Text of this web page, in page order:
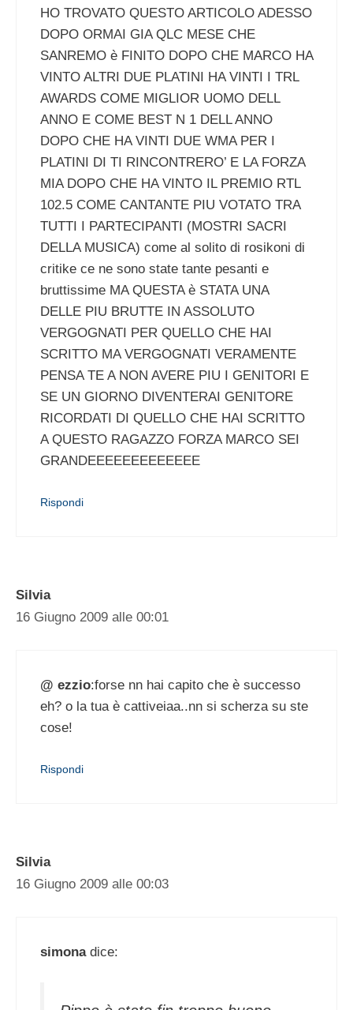
HO TROVATO QUESTO ARTICOLO ADESSO
DOPO ORMAI GIA QLC MESE CHE
SANREMO è FINITO DOPO CHE MARCO HA
VINTO ALTRI DUE PLATINI HA VINTI I TRL
AWARDS COME MIGLIOR UOMO DELL
ANNO E COME BEST N 1 DELL ANNO
DOPO CHE HA VINTI DUE WMA PER I
PLATINI DI TI RINCONTRERO’ E LA FORZA
MIA DOPO CHE HA VINTO IL PREMIO RTL
102.5 COME CANTANTE PIU VOTATO TRA
TUTTI I PARTECIPANTI (MOSTRI SACRI
DELLA MUSICA) come al solito di rosikoni di
critike ce ne sono state tante pesanti e
bruttissime MA QUESTA è STATA UNA
DELLE PIU BRUTTE IN ASSOLUTO
VERGOGNATI PER QUELLO CHE HAI
SCRITTO MA VERGOGNATI VERAMENTE
PENSA TE A NON AVERE PIU I GENITORI E
SE UN GIORNO DIVENTERAI GENITORE
RICORDATI DI QUELLO CHE HAI SCRITTO
A QUESTO RAGAZZO FORZA MARCO SEI
GRANDEEEEEEEEEEEEE
Rispondi
Silvia
16 Giugno 2009 alle 00:01
@ ezzio:forse nn hai capito che è successo
eh? o la tua è cattiveiaa..nn si scherza su ste
cose!
Rispondi
Silvia
16 Giugno 2009 alle 00:03
simonadice: